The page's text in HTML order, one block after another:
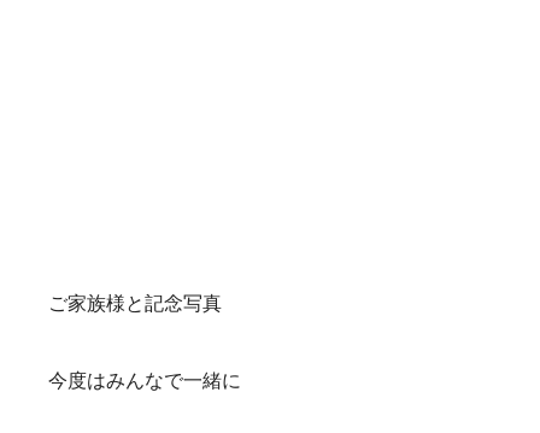
ご家族様と記念写真
今度はみんなで一緒に